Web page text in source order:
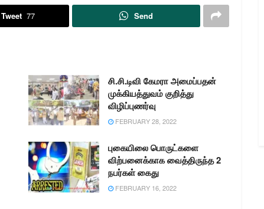
முன்னிலையில் கொடி அசைத்து
தொடங்கி வைத்தார்.முன்னதாக…
Tweet 77 Send
சி.சி.டிவி கேமரா அமைப்பதன்
முக்கியத்துவம் குறித்து
விழிப்புணர்வு
FEBRUARY 28, 2022
புகையிலை பொருட்களை
விற்பனைக்காக வைத்திருந்த 2
நபர்கள் கைது
FEBRUARY 16, 2022